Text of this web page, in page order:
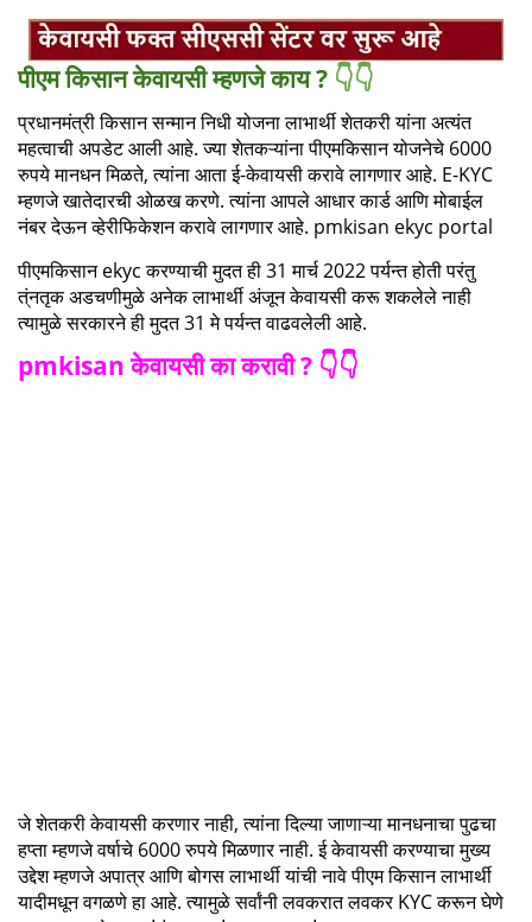
पीएम किसान केवायसी म्हणजे काय ? 👇👇
प्रधानमंत्री किसान सन्मान निधी योजना लाभार्थी शेतकरी यांना अत्यंत
महत्वाची अपडेट आली आहे. ज्या शेतकऱ्यांना पीएमकिसान योजनेचे 6000
रुपये मानधन मिळते, त्यांना आता ई-केवायसी करावे लागणार आहे. E-KYC
म्हणजे खातेदारची ओळख करणे. त्यांना आपले आधार कार्ड आणि मोबाईल
नंबर देऊन व्हेरीफिकेशन करावे लागणार आहे. pmkisan ekyc portal
पीएमकिसान ekyc करण्याची मुदत ही 31 मार्च 2022 पर्यन्त होती परंतु
त्ंनतृक अडचणीमुळे अनेक लाभार्थी अंजून केवायसी करू शकलेले नाही
त्यामुळे सरकारने ही मुदत 31 मे पर्यन्त वाढवलेली आहे.
pmkisan केवायसी का करावी ? 👇👇
जे शेतकरी केवायसी करणार नाही, त्यांना दिल्या जाणाऱ्या मानधनाचा पुढचा
हप्ता म्हणजे वर्षाचे 6000 रुपये मिळणार नाही. ई केवायसी करण्याचा मुख्य
उद्देश म्हणजे अपात्र आणि बोगस लाभार्थी यांची नावे पीएम किसान लाभार्थी
यादीमधून वगळणे हा आहे. त्यामुळे सर्वांनी लवकरात लवकर KYC करून घेणे